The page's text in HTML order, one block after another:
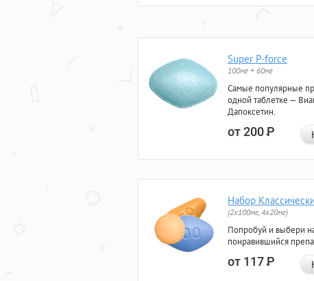
Super P-force
100мг + 60мг
Самые популярные
одной таблетке —
Дапоксетин.
от 200Р
Набор
(2x100мг, 4x20мг)
Попробуй и выбери
понравившийся
от 117Р